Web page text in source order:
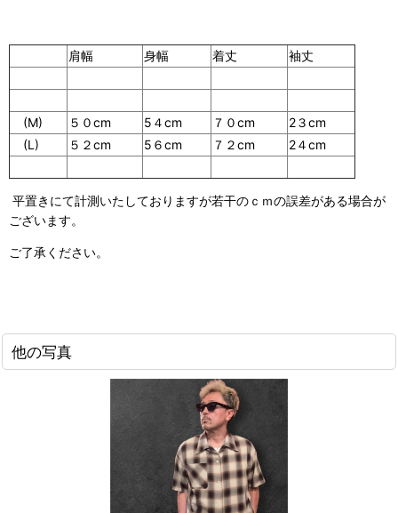
肩幅 身幅 着丈 袖丈
(M) ５０cm 5４cm ７０cm
2３cm
(L)
５２cm 5６cm ７２cm 2４cm
平置きにて計測いたしておりますが若干のｃｍの誤差がある場合が
ございます。
ご了承ください。
他の写真